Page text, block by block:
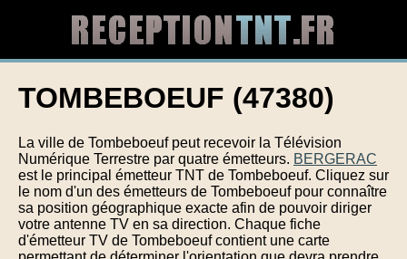
TOMBEBOEUF (47380)
La ville de Tombeboeuf peut recevoir la Télévision
Numérique Terrestre par quatre émetteurs. BERGERAC
est le principal émetteur TNT de Tombeboeuf. Cliquez sur
le nom d'un des émetteurs de Tombeboeuf pour connaître
sa position géographique exacte afin de pouvoir diriger
votre antenne TV en sa direction. Chaque fiche
d'émetteur TV de Tombeboeuf contient une carte